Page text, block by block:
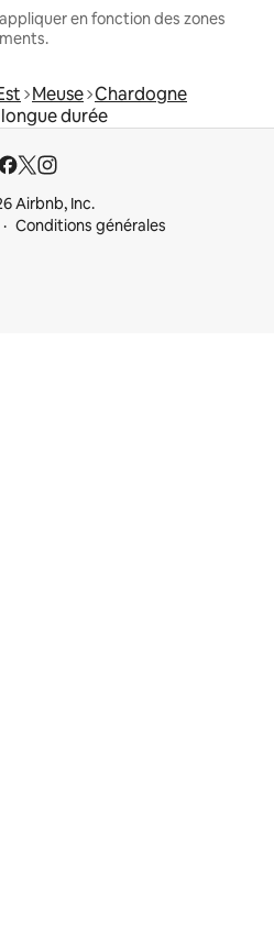
en fonction des zones
Meuse Chardogne
durée
Airbnb, Inc.
Conditions générales